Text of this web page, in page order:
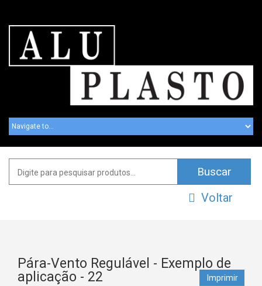
Voltar
Pára-Vento Regulável - Exemplo de
aplicação - 22
Imprimir